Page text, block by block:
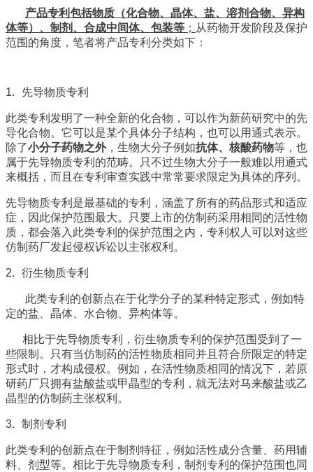
产品专利包括物质（化合物、晶体、盐、溶剂合物、异构
体等）、制剂、合成中间体、包装等 ； 从药物开发阶段及保护
范围的角度，笔者将产品专利分类如下：
1. 先导物质专利
此类专利发明了一种全新的化合物，可以作为新药研究中的先
导化合物。它可以是某个具体分子结构，也可以用通式表示。
除了小分子药物之外，生物大分子例如抗体、核酸药物等，也
属于先导物质专利的范畴。只不过生物大分子一般难以用通式
来概括，而且在专利审查实践中常常要求限定为具体的序列。
先导物质专利是最基础的专利，涵盖了所有的药品形式和适应
症，因此保护范围最大。只要上市的仿制药采用相同的活性物
质，都会落入此类专利的保护范围之内，专利权人可以对这些
仿制药厂发起侵权诉讼以主张权利。
2. 衍生物质专利
此类专利的创新点在于化学分子的某种特定形式，例如特
定的盐、晶体、水合物、异构体等。
相比于先导物质专利，衍生物质专利的保护范围受到了一
些限制。只有当仿制药的活性物质相同并且符合所限定的特定
形式时，才构成侵权。例如，在活性物质相同的情况下，若原
研药厂只拥有盐酸盐或甲晶型的专利，就无法对马来酸盐或乙
晶型的仿制药主张权利。
3. 制剂专利
此类专利的创新点在于制剂特征，例如活性成分含量、药用辅
料、剂型等。相比于先导物质专利，制剂专利的保护范围也同